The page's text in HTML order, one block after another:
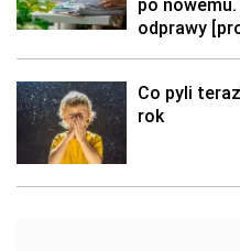
po
odprawy
Co pyli
rok